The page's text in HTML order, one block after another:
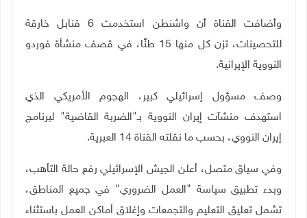
وأضافت القناة أن واشنطن استخدمت 6 قنابل خارقة
للتحصينات، تزن كل منها 15 طنًا، في قصف منشأة فوردو
النووية الإيرانية.
وصف مسؤول إسرائيلي كبير، الهجوم الأمريكي الذي
استهدف منشآت إيران النووية بـ"الضربة القاضية" لبرنامج
إيران النووي، بحسب ما نقلته القناة 14 العبرية.
وفي سياق متصل، أعلن الجيش الإسرائيلي رفع حالة التأهب،
وبدء تطبيق سياسة "العمل الضروري" في جميع المناطق،
تشمل تعليق التعليم والتجمعات وإغلاق أماكن العمل باستثناء